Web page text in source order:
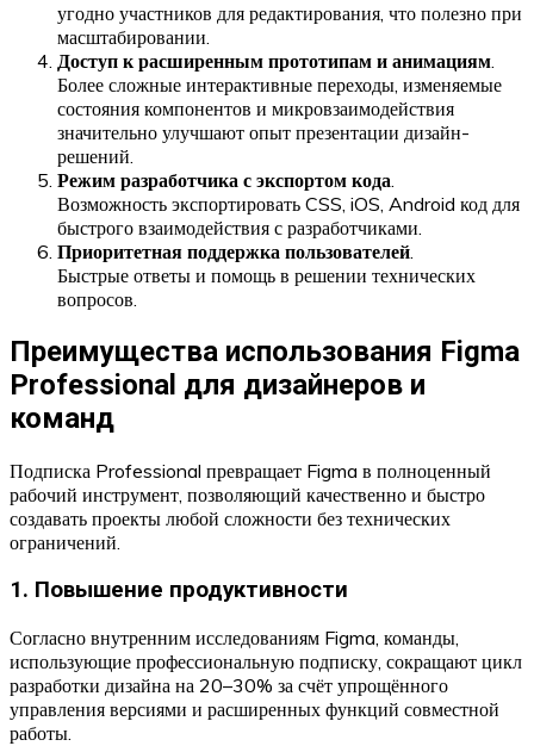
угодно участников для редактирования, что полезно при
масштабировании.
Доступ к расширенным прототипам и анимациям.
Более сложные интерактивные переходы, изменяемые
состояния компонентов и микровзаимодействия
значительно улучшают опыт презентации дизайн-
решений.
Режим разработчика с экспортом кода.
Возможность экспортировать CSS, iOS, Android код для
быстрого взаимодействия с разработчиками.
Приоритетная поддержка пользователей.
Быстрые ответы и помощь в решении технических
вопросов.
Преимущества использования Figma
Professional для дизайнеров и
команд
Подписка Professional превращает Figma в полноценный
рабочий инструмент, позволяющий качественно и быстро
создавать проекты любой сложности без технических
ограничений.
1. Повышение продуктивности
Согласно внутренним исследованиям Figma, команды,
использующие профессиональную подписку, сокращают цикл
разработки дизайна на 20–30% за счёт упрощённого
управления версиями и расширенных функций совместной
работы.